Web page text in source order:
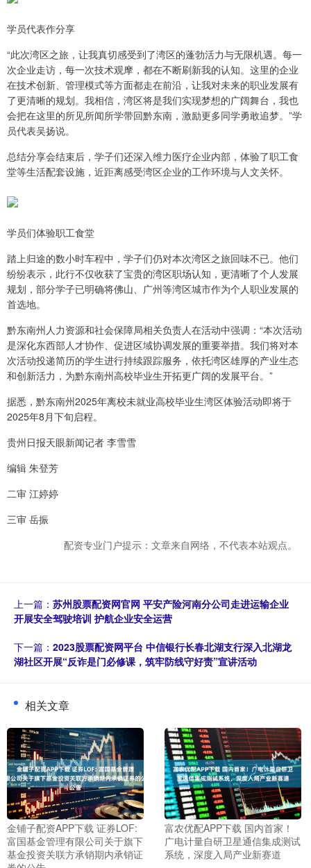
学员代表作分享
“此次湾区之旅，让我真切感受到了湾区的蓬勃活力与无限机遇。每一
次企业走访，每一次技术观摩，都在不断刷新我的认知。这里的企业
在技术创新、管理模式等方面都走在前沿，让我对未来的职业发展有
了更清晰的规划。我相信，湾区将是我们实现梦想的广阔舞台，我也
会把在这里的所见所闻所学带回黔东南，激励更多同学勇敢追梦。”学
员代表吴扬说。
总结分享会结束后，学子们还深入维力医疗企业内部，体验了职工食
堂等生活配套设施，近距离感受湾区企业的工作环境与人文关怀。
学员们体验职工食堂
踏上归途的数小时车程中，学子们仍对本次湾区之旅回味不已。他们
纷纷表示，此行不仅收获了宝贵的湾区职场认知，更清晰了个人发展
规划，部分学子已明确将佛山、广州等湾区城市作为个人职业发展的
首选地。
黔东南州人力资源和社会保障局相关负责人在活动中强调：“本次活动
是深化东西部人才协作、促进区域协调发展的重要举措。我们将对本
次活动投递简历的学生进行持续跟踪服务，依托湾区雄厚的产业生态
和创新活力，为黔东南州高校毕业生开拓更广阔的发展平台。”
据悉，黔东南州2025年离校未就业高校毕业生湾区体验活动即将于
2025年8月下旬启程。
贵州日报天眼新闻记者 李雪雪
编辑 朱登芳
二审 江婷婷
三审 岳振
配资专业门户提示：文章来自网络，不代表本站观点。
上一篇： 苏州股票配资网官网 平安产险河南分公司走进运输企业
开展安全驾驶培训 护航企业安全运营
下一篇： 2023股票配资网平台 中信银行长春北湖支行深入北湖龙
湖社区开展“反诈是门必修课，筑牢防线守好责”宣讲活动
相关文章
金铺子配资APP下载 证券LOF:
富国基金管理有限公司关于旗下
基金投资关联方承销期内承销证
富农优配APP下载 国内首家！
广电计量自研卫星通信集成测试
系统，深度入局产业新赛道